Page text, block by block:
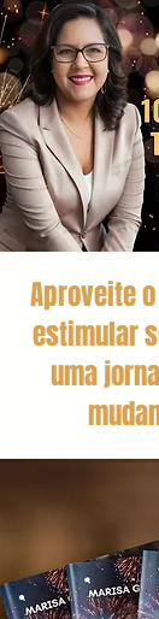
Aproveite
estimular
uma